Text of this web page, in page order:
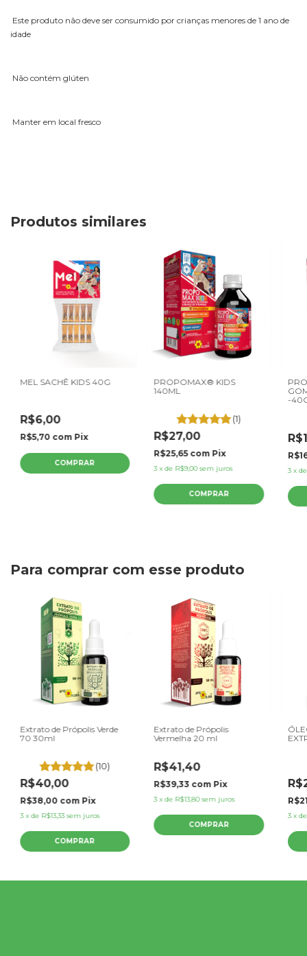
Este produto não deve ser consumido por crianças menores de 1 ano de
idade
Não contém glúten
Manter em local fresco
Produtos similares
MEL SACHÊ KIDS 40G
R$6,00
R$5,70 com Pix
PROPOMAX® KIDS
140ML
(1)
R$27,00
R$25,65 com Pix
3 xde R$9,00 sem juros
-
3 x
Para comprar com esse produto
Extrato de Própolis Verde
70 30ml
(10)
R$40,00
R$38,00 com Pix
3 xde R$13,33 sem juros
Extrato de Própolis
Vermelha 20 ml
R$41,40
R$39,33 com Pix
3 xde R$13,80 sem juros
3 x